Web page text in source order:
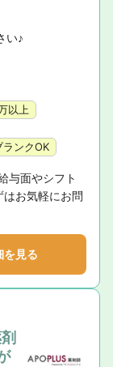
い♪
以上
ランクOK
与面やシフト
お気軽にお問
を見る